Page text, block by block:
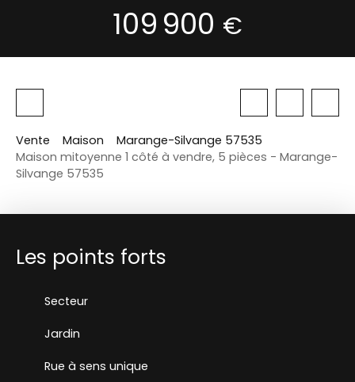
109 900 €
Vente Maison
Marange-Silvange 57535
Maison mitoyenne 1 côté à vendre, 5 pièces - Marange-
Silvange 57535
Les points forts
Secteur
Jardin
Rue à sens unique